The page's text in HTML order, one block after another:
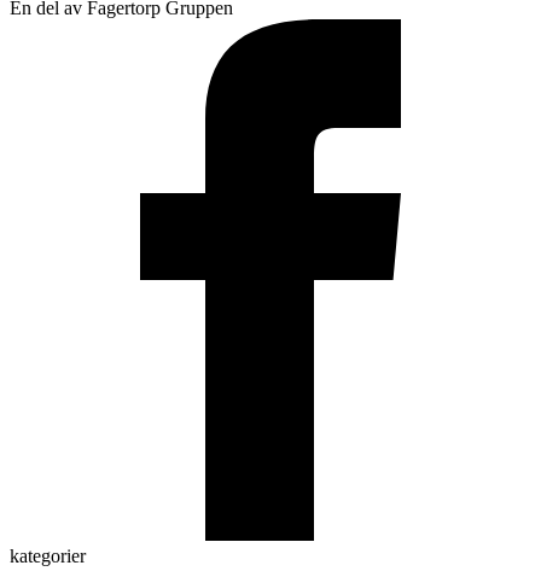
En del av Fagertorp Gruppen
kategorier